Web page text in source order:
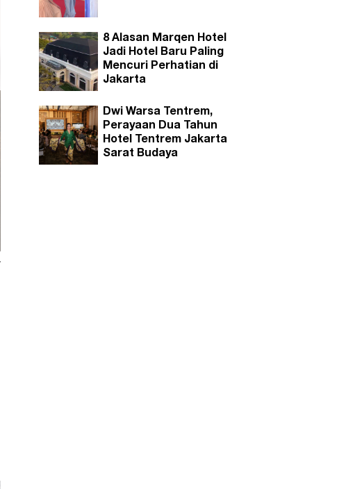
8 Alasan Marqen Hotel
Jadi Hotel Baru Paling
Mencuri Perhatian di
Jakarta
Dwi Warsa Tentrem,
Perayaan Dua Tahun
Hotel Tentrem Jakarta
Sarat Budaya